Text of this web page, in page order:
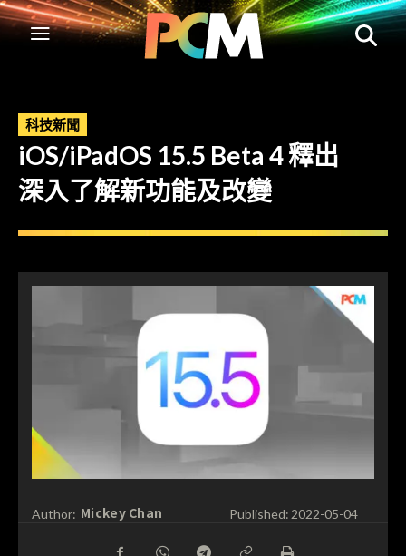
科技新聞
iOS/iPadOS 15.5 Beta 4 釋出
深入了解新功能及改變
Author: Mickey Chan Published: 2022-05-04